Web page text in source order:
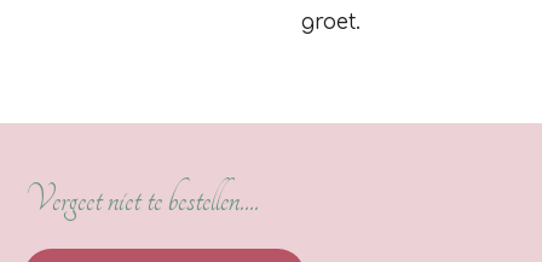
groet.
Vergeet niet te bestellen....